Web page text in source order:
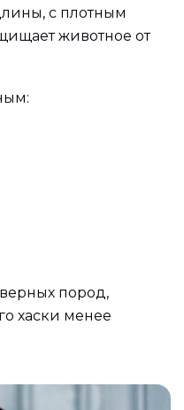
с плотным
животное от
пород,
хаски менее